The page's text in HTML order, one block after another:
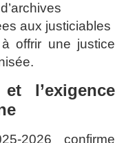
aux justiciables
offrir une justice
l’exigence
2026 confirme